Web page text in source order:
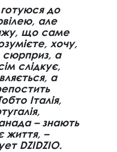
до
але
що саме
хочу,
а
слідкує,
а
Італія,
– знають
життя, –
DZIDZIO.